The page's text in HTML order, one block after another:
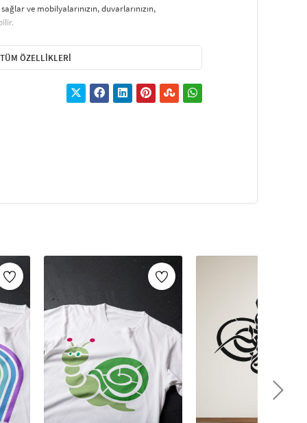
sağlar ve mobilyalarınızın, duvarlarınızın,
Evinizi, kişisel zevkinizle özelleştirebilir
El işi ve ev dekorasyonusevenler için stencil,
kullanılabilir. Özel hammaddeden üretilen
ÖZELLIKLERI